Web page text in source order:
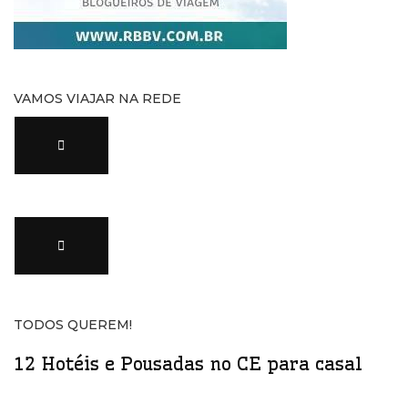
VAMOS VIAJAR NA REDE
TODOS QUEREM!
12 Hotéis e Pousadas no CE para casal